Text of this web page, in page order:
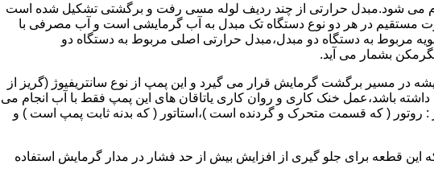
می شود.مبدل حرارتی از چند ردیف لوله مسی رفت و برگشتی تشکیل شده است
مستقیم در هر دو نوع دستگاه تک مبدل به آب گرمایشی است و آب مصرفی با
مربوط به دستگاه دو مبدل،مبدل حرارتی اصلی مربوط به دستگاه دو
بشمار می آید.
در مسیر برگشت گرمایش قرار می گیرد و این پمپ از نوع سانتریفیوژ (گریز از
وجود داشته باشد،عمل خنک کاری و روان کاری یاتاقان های این پمپ فقط با آب انجام می
: روتور ( که قسمت متحرک و گردنده است )،استاتور ( که بدنه ثابت پمپ است ) و
این قطعه برای جلو گیری از افزایش بیش از حد فشار در مدار گرمایش استفاده